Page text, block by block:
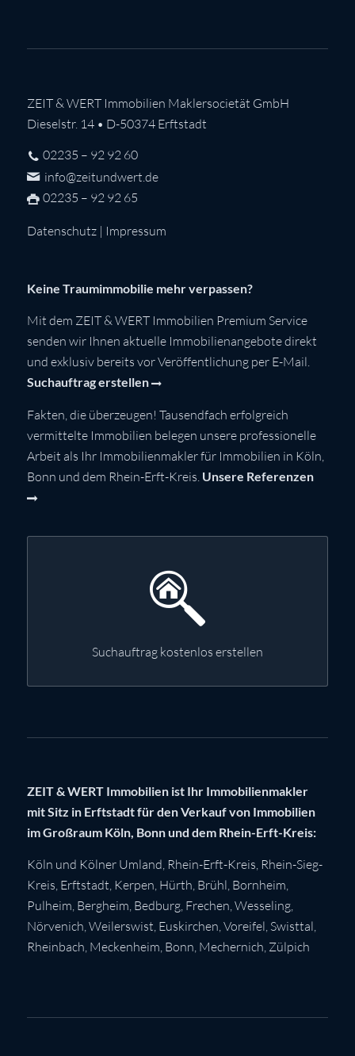
ZEIT & WERT Immobilien Maklersocietät GmbH
Dieselstr. 14 • D-50374 Erftstadt
02235 – 92 92 60
info@zeitundwert.de
02235 – 92 92 65
Datenschutz| Impressum
Keine Traumimmobilie mehr verpassen?
Mit dem ZEIT & WERT Immobilien Premium Service
senden wir Ihnen aktuelle Immobilienangebote direkt
und exklusiv bereits vor Veröffentlichung per E-Mail.
Suchauftrag erstellen
Fakten, die überzeugen! Tausendfach erfolgreich
vermittelte Immobilien belegen unsere professionelle
Arbeit als Ihr Immobilienmakler für Immobilien in Köln,
Bonn und dem Rhein-Erft-Kreis. Unsere Referenzen
Suchauftrag kostenlos erstellen
ZEIT & WERT Immobilien ist Ihr Immobilienmakler
mit Sitz in Erftstadt für den Verkauf von Immobilien
im Großraum Köln, Bonn und dem Rhein-Erft-Kreis:
Köln und Kölner Umland, Rhein-Erft-Kreis Rhein-Sieg-
Kreis Erftstadt Kerpen Hürth Brühl Bornheim
Pulheim Bergheim Bedburg, Frechen Wesseling,
Nörvenich Weilerswist Euskirchen , Voreifel, Swisttal
Rheinbach Meckenheim Bonn Mechernich Zülpich